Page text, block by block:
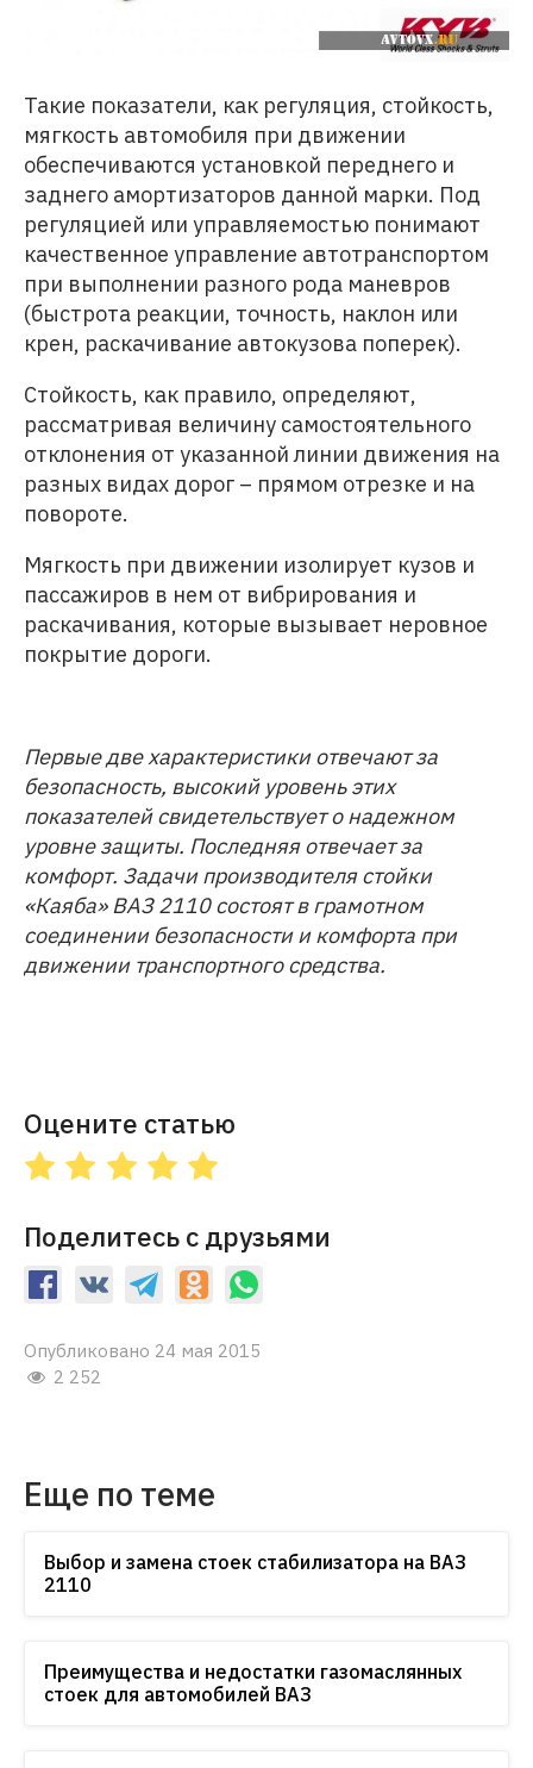
Такие показатели, как регуляция, стойкость,
мягкость автомобиля при движении
обеспечиваются установкой переднего и
заднего амортизаторов данной марки. Под
регуляцией или управляемостью понимают
качественное управление автотранспортом
при выполнении разного рода маневров
(быстрота реакции, точность, наклон или
крен, раскачивание автокузова поперек).
Стойкость, как правило, определяют,
рассматривая величину самостоятельного
отклонения от указанной линии движения на
разных видах дорог – прямом отрезке и на
повороте.
Мягкость при движении изолирует кузов и
пассажиров в нем от вибрирования и
раскачивания, которые вызывает неровное
покрытие дороги.
Первые две характеристики отвечают за
безопасность, высокий уровень этих
показателей свидетельствует о надежном
уровне защиты. Последняя отвечает за
комфорт. Задачи производителя стойки
«Каяба» ВАЗ 2110 состоят в грамотном
соединении безопасности и комфорта при
движении транспортного средства.
Оцените статью
Поделитесь с друзьями
Опубликовано 24 мая 2015
2 252
Еще по теме
Выбор и замена стоек стабилизатора на ВАЗ
2110
Преимущества и недостатки газомаслянных
стоек для автомобилей ВАЗ